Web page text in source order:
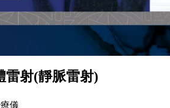
雷射(靜脈雷射)
儀